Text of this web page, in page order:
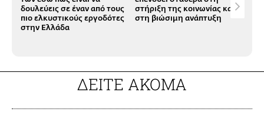
δουλεύεις σε έναν από τους
πιο ελκυστικούς εργοδότες
στην Ελλάδα
στήριξη της κοινωνίας και
στη βιώσιμη ανάπτυξη
ΔΕΙΤΕ ΑΚΟΜΑ